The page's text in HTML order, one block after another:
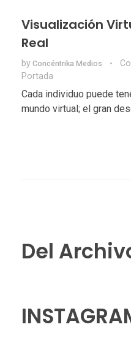
Visualización
Real
by Concéntrika Medios
Portada
Cada individuo puede
mundo virtual; el gran
Del